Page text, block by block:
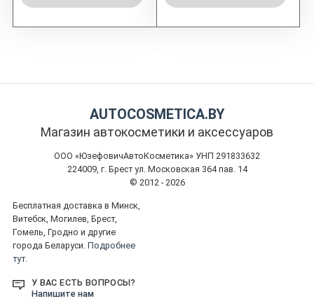
AUTOCOSMETICA.BY
Магазин автокосметики и аксессуаров
ООО «ЮзефовичАвтоКосметика» УНП 291833632
224009, г. Брест ул. Московская 364 пав. 14
© 2012 - 2026
Бесплатная доставка в Минск,
Витебск, Могилев, Брест,
Гомель, Гродно и другие
города Беларуси. Подробнее
тут.
У ВАС ЕСТЬ ВОПРОСЫ?
Напишите нам